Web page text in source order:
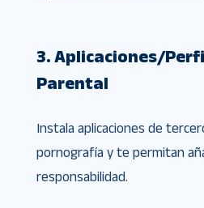
3. Aplicaciones/
Parental
Instala aplicaciones de
pornografía y te permitan
responsabilidad.